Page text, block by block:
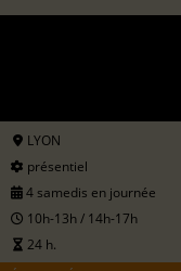
LYON
présentiel
4 samedis en journée
10h-13h / 14h-17h
24 h.